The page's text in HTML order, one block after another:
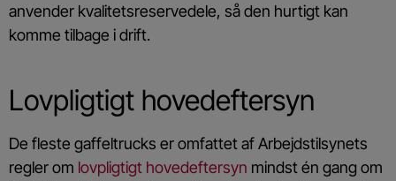
anvender kvalitetsreservedele, så den hurtigt kan
komme tilbage i drift.
Lovpligtigt hovedeftersyn
De fleste gaffeltrucks er omfattet af Arbejdstilsynets
regler om lovpligtigt hovedeftersyn mindst én gang om